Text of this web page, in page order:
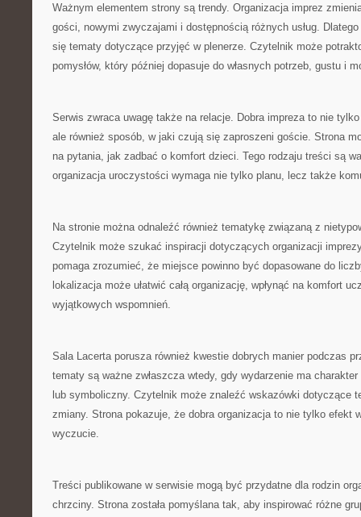
Ważnym elementem strony są trendy. Organizacja imprez
gości, nowymi zwyczajami i dostępnością różnych usług.
się tematy dotyczące przyjęć w plenerze. Czytelnik może
pomysłów, który później dopasuje do własnych potrzeb, gustu i
Serwis zwraca uwagę także na relacje. Dobra impreza to nie
ale również sposób, w jaki czują się zaproszeni goście. Strona
na pytania, jak zadbać o komfort dzieci. Tego rodzaju treści są
organizacja uroczystości wymaga nie tylko planu, lecz także
Na stronie można odnaleźć również tematykę związaną z
Czytelnik może szukać inspiracji dotyczących organizacji
pomaga zrozumieć, że miejsce powinno być dopasowane do
lokalizacja może ułatwić całą organizację, wpłynąć na komfort
wyjątkowych wspomnień.
Sala Lacerta porusza również kwestie dobrych manier podczas
tematy są ważne zwłaszcza wtedy, gdy wydarzenie ma
lub symboliczny. Czytelnik może znaleźć wskazówki dotyczące
zmiany. Strona pokazuje, że dobra organizacja to nie tylko efekt
wyczucie.
Treści publikowane w serwisie mogą być przydatne dla rodzin
chrzciny. Strona została pomyślana tak, aby inspirować różne